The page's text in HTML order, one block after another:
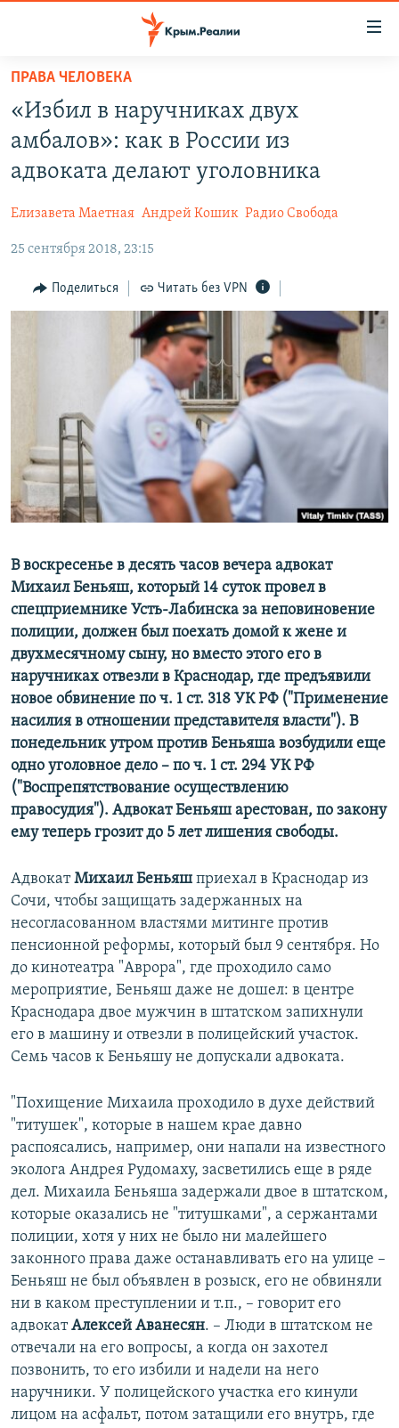
Вернуться
основному
содержанию
главной
Вернутся
поиску
НОВОСТИ
СПЕЦПРОЕКТЫ
11 ЛЕТ ОККУПАЦИИ КРЫМА. 11 ИСТОРИЙ СОПРОТИВЛЕНИЯ
ЕЩЕ
ИНТЕРАКТИВ
ИНФОГРАФИКА
ТЕЛЕПРОЕКТ КРЫМ.РЕАЛИИ
СОВЕТЫ ПРАВОЗАЩИТНИКОВ
ПРОПАВШИЕ БЕЗ ВЕСТИ
ПОБЕДИТЕЛЕЙ НЕ СУДЯТ?
КРЫМ.НЕПОКОРЕННЫЙ
ELIFBE
УКРАИНСКАЯ ПРОБЛЕМА КРЫМА
РАДІО СВОБОДА
КАК ОБОЙТИ БЛОКИРОВКУ
ПРИСОЕДИНЯЙТЕСЬ!
ПРАВА ЧЕЛОВЕКА
«Избил в наручниках двух
амбалов»: как в России из
адвоката делают уголовника
Елизавета Маетная Андрей Кошик Радио Свобода
25 сентября 2018, 23:15
Поделиться Читать без VPN
В воскресенье в десять часов вечера адвокат
Михаил Беньяш, который 14 суток провел в
спецприемнике Усть-Лабинска за неповиновение
полиции, должен был поехать домой к жене и
двухмесячному сыну, но вместо этого его в
наручниках отвезли в Краснодар, где предъявили
новое обвинение по ч. 1 ст. 318 УК РФ ("Применение
насилия в отношении представителя власти"). В
понедельник утром против Беньяша возбудили еще
одно уголовное дело – по ч. 1 ст. 294 УК РФ
("Воспрепятствование осуществлению
правосудия"). Адвокат Беньяш арестован, по закону
ему теперь грозит до 5 лет лишения свободы.
АдвокатМихаил Беньяш приехал в Краснодар из
Сочи, чтобы защищать задержанных на
несогласованном властями митинге против
пенсионной реформы, который был 9 сентября. Но
до кинотеатра "Аврора", где проходило само
мероприятие, Беньяш даже не дошел: в центре
Краснодара двое мужчин в штатском запихнули
его в машину и отвезли в полицейский участок.
Семь часов к Беньяшу не допускали адвоката.
"Похищение Михаила проходило в духе действий
"титушек", которые в нашем крае давно
распоясались, например, они напали на известного
эколога Андрея Рудомаху, засветились еще в ряде
дел. Михаила Беньяша задержали двое в штатском,
которые оказались не "титушками", а сержантами
полиции, хотя у них не было ни малейшего
законного права даже останавливать его на улице –
Беньяш не был объявлен в розыск, его не обвиняли
ни в каком преступлении и т.п., – говорит его
адвокатАлексей Аванесян. – Люди в штатском не
отвечали на его вопросы, а когда он захотел
позвонить, то его избили и надели на него
наручники. У полицейского участка его кинули
лицом на асфальт, потом затащили его внутрь, где